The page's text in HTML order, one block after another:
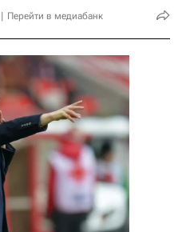
Перейти в медиабанк